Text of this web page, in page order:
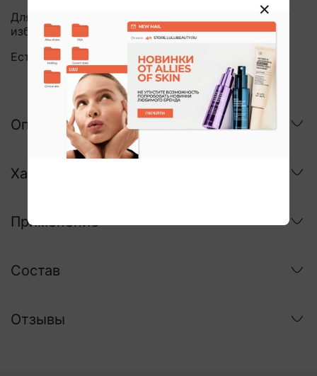
Для всех типов кожи, особенно для тусклой и с
избыточной выработкой себума.
Есть повреждения на внешней упаковке.
Описание
Характеристики
Применение
Состав
Отзывы